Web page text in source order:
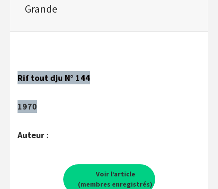
Grande
Rif tout dju N° 144
1970
Auteur :
Voir l’article
(membres enregistrés)